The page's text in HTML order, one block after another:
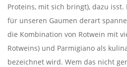
Proteins, mit sich bringt), dazu
für unseren Gaumen derart
die Kombination von Rotwein mit
Rotweins) und Parmigiano als
bezeichnet wird. Wem das nicht